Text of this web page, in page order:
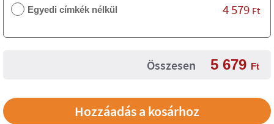
Egyedi címkék nélkül 4 579 Ft
Összesen 5 679 Ft